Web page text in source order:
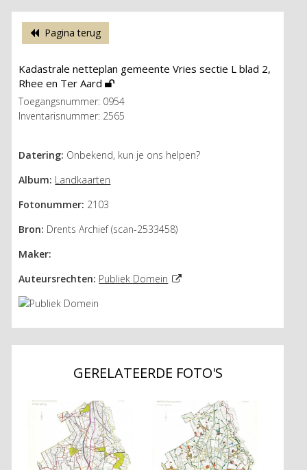
Pagina terug
Kadastrale netteplan gemeente Vries sectie L blad 2,
Rhee en Ter Aard
Toegangsnummer: 0954
Inventarisnummer: 2565
Datering: Onbekend, kun je ons helpen?
Album: Landkaarten
Fotonummer: 2103
Bron: Drents Archief (scan-2533458)
Maker:
Auteursrechten: Publiek Domein
GERELATEERDE FOTO'S